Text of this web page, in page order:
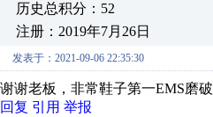
历史总积分：52
注册：2019年7月26日
发表于：2021-09-06 22:35:30
谢谢老板，非常鞋子第一EMS磨破
回复 引用 举报